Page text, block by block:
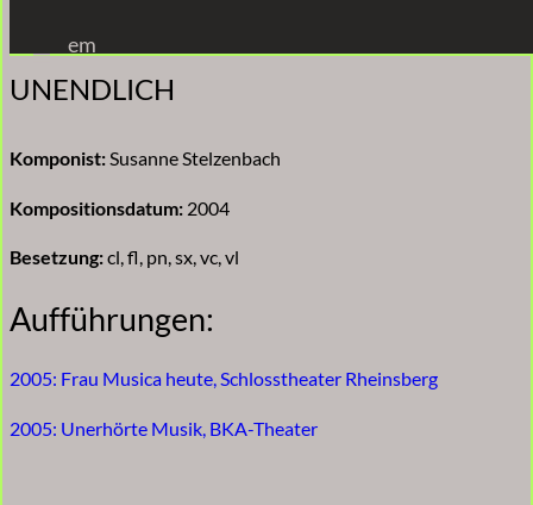
Inhalt
springen
em
UNENDLICH
Komponist:Susanne Stelzenbach
Kompositionsdatum: 2004
Besetzung:cl, fl, pn, sx, vc, vl
Aufführungen:
2005: Frau Musica heute, Schlosstheater Rheinsberg
2005: Unerhörte Musik, BKA-Theater